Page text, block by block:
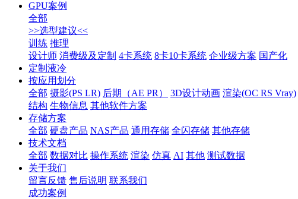
GPU案例
全部
>>选型建议<<
训练 推理
设计师 消费级及定制 4卡系统 8卡10卡系统 企业级方案 国产化
定制液冷
按应用划分
全部 摄影(PS LR) 后期（AE PR） 3D设计动画 渲染(OC RS Vray)
结构 生物信息 其他软件方案
存储方案
全部 硬盘产品 NAS产品 通用存储 全闪存储 其他存储
技术文档
全部 数据对比 操作系统 渲染 仿真 AI 其他 测试数据
关于我们
留言反馈 售后说明 联系我们
成功案例